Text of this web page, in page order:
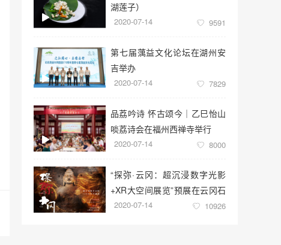
湖莲子）
2020-07-14 9591
第七届蕅益文化论坛在湖州安
吉举办
2020-07-14 7829
品荔吟诗 怀古颂今｜乙巳怡山
啖荔诗会在福州西禅寺举行
2020-07-14 8000
“探弥·云冈：超沉浸数字光影
+XR大空间展览”预展在云冈石
窟云冈美术馆启幕
2020-07-14 10926